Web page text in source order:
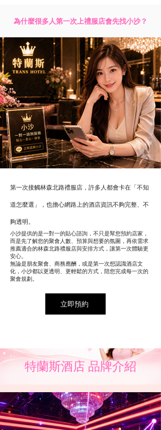
為什麼很多人第一次上禮服店會先找小沙？
第一次接觸林森北路禮服店，許多人都會卡在「不知
道怎麼選」，也擔心網路上的酒店資訊不夠完整、不
夠透明。
小沙提供的是一對一的貼心諮詢，不只是幫您預約店家，
而是先了解您的聚會人數、預算與想要的氛圍，再依需求
推薦適合的林森北路禮服店與安排方式，讓第一次體驗更
安心。
無論是朋友聚會、商務應酬，或是第一次想認識酒店文
化，小沙都以更透明、更輕鬆的方式，陪您完成每一次的
聚會規劃。
立即預約
特蘭斯酒店 品牌介紹